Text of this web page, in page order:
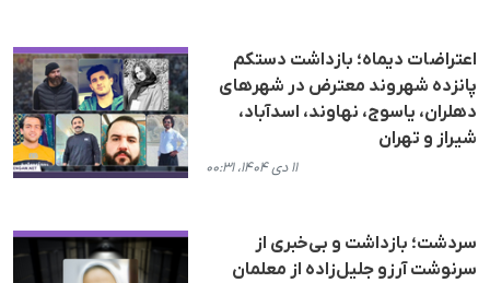
اعتراضات دیماه؛ بازداشت دستکم
پانزده شهروند معترض در شهرهای
دهلران، یاسوج، نهاوند، اسدآباد،
شیراز و تهران
۱۱ دی ۱۴۰۴، ۰۰:۳۱
سردشت؛ بازداشت و بی‌خبری از
سرنوشت آرزو جلیل‌زادە از معلمان